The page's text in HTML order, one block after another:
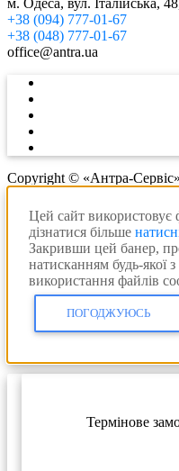
м. Одеса, вул. Італійська,
+38 (094) 777-01-67
+38 (048) 777-01-67
office@antra.ua
Copyright © «Антра-
Цей сайт
дізнатися більше
Закривши цей банер,
натисканням будь-якої
використання файлів
ПОГОДЖУЮСЬ
Термінове